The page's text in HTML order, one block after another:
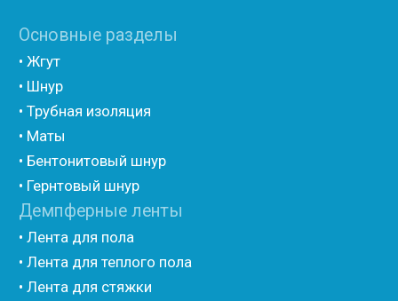
• Вспененный полиэтилен для упаковки НПЭ
• Вспененный полиэтилен рулонный НПЭ
Мастика и герметик
• Мастика для швов
• Герметик для швов
• Герметик «тёплый шов»
• Rustil
• Korall
• Oppa
Другие товары
• Гермит
• Пороизол